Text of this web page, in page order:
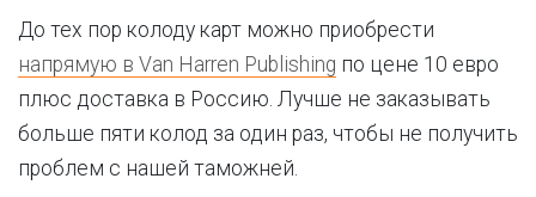
До тех пор колоду карт можно приобрести
напрямую в Van Harren Publishing по цене 10 евро
плюс доставка в Россию. Лучше не заказывать
больше пяти колод за один раз, чтобы не получить
проблем с нашей таможней.